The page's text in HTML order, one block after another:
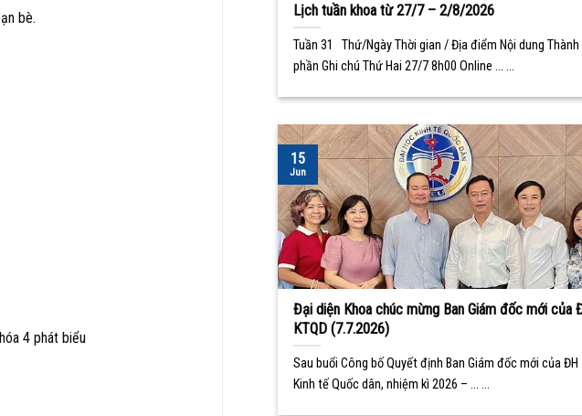
bè.
4 phát biểu
Lịch tuần khoa từ 27/7 – 2/8/2026
Tuần 31 Thứ/Ngày Thời gian / Địa điểm Nội dung Thành
phần Ghi chú Thứ Hai 27/7 8h00 Online ... ...
Đại diện Khoa chúc mừng Ban Giám đốc mới của
KTQD (7.7.2026)
Sau buổi Công bố Quyết định Ban Giám đốc mới của ĐH
Kinh tế Quốc dân, nhiệm kì 2026 – ... ...
15
Jun